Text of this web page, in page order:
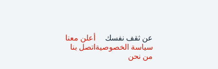
عن ثقف نفسك
سياسة الخصوصية
من نحن
أعلن معنا
اتصل بنا